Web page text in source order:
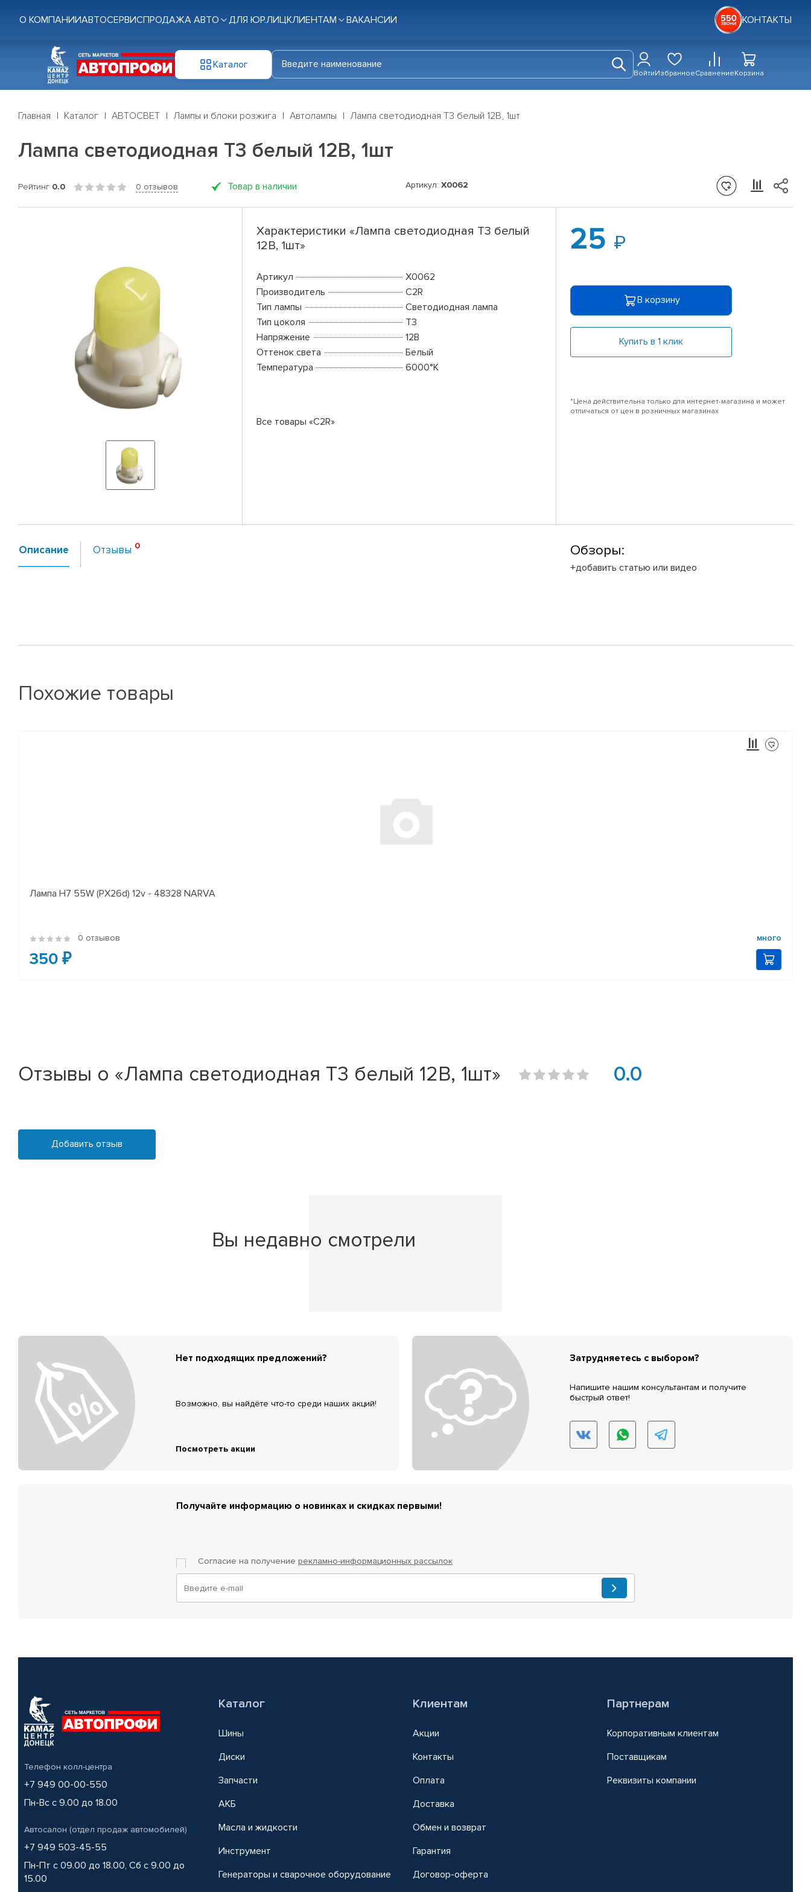
О КОМПАНИИАВТОСЕРВИСПРОДАЖА АВТО ДЛЯ ЮР.ЛИЦКЛИЕНТАМ ВАКАНСИИ КОНТАКТЫ
Каталог
ВойтиИзбранноеСравнениеКорзина
Главная Каталог АВТОСВЕТ Лампы и блоки розжига Автолампы Лампа светодиодная T3 белый 12В, 1шт
Лампа светодиодная T3 белый 12В, 1шт
Рейтинг 0.0 0 отзывов Товар в наличии Артикул: X0062
Характеристики «Лампа светодиодная T3 белый
12В, 1шт»
Артикул
X0062
Производитель
C2R
Тип лампы
Светодиодная лампа
Тип цоколя
T3
Напряжение
12В
Оттенок света
Белый
Температура
6000°K
Все товары «C2R»
25
В корзину
Купить в 1 клик
*Цена действительна только для интернет-магазина и может
отличаться от цен в розничных магазинах
Описание Отзывы Обзоры:
+добавить статью или видео
Похожие товары
Лампа H7 55W (PX26d) 12v - 48328 NARVA
0 отзывов много
350 ₽
Отзывы о «Лампа светодиодная T3 белый 12В, 1шт» 0.0
Добавить отзыв
Вы недавно смотрели
Нет подходящих предложений?
Возможно, вы найдёте что-то среди наших акций!
Посмотреть акции
Затрудняетесь с выбором?
Напишите нашим консультантам и получите
быстрый ответ!
Получайте информацию о новинках и скидках первыми!
Согласие на получение рекламно-информационных рассылок
Телефон колл-центра
+7 949 00-00-550
Пн-Вс с 9.00 до 18.00
Автосалон (отдел продаж автомобилей)
+7 949 503-45-55
Пн-Пт с 09.00 до 18.00, Сб с 9.00 до
15.00
Каталог
Шины
Диски
Запчасти
АКБ
Масла и жидкости
Инструмент
Генераторы и сварочное оборудование
Клиентам
Акции
Контакты
Оплата
Доставка
Обмен и возврат
Гарантия
Договор-оферта
Партнерам
Корпоративным клиентам
Поставщикам
Реквизиты компании